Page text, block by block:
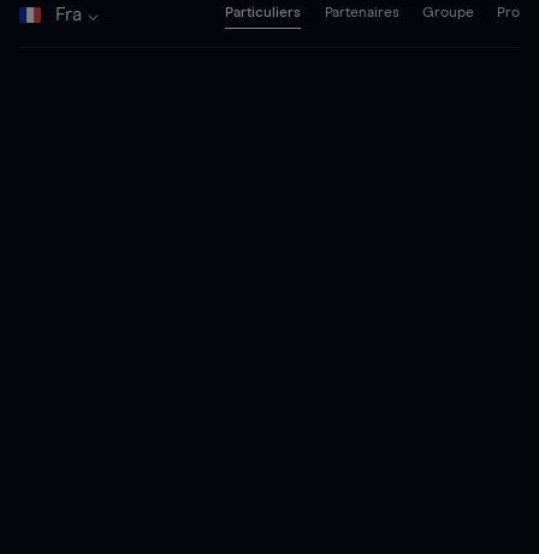
Fra Particuliers Partenaires Groupe Pro